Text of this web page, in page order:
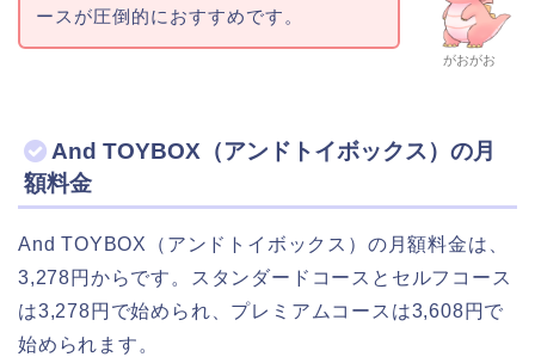
がおがお
ースが圧倒的におすすめです。
And TOYBOX（アンドトイボックス）の月
額料金
And TOYBOX（アンドトイボックス）の月額料金は、
3,278円からです。スタンダードコースとセルフコース
は3,278円で始められ、プレミアムコースは3,608円で
始められます。